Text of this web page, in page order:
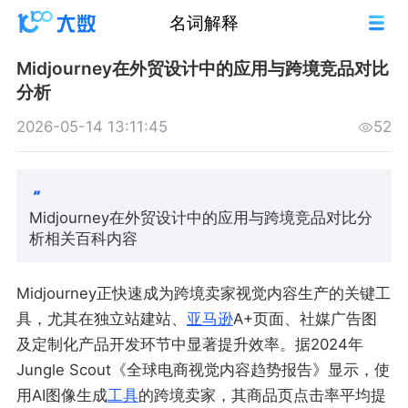
名词解释
Midjourney在外贸设计中的应用与跨境竞品对比
分析
2026-05-14 13:11:45 52
Midjourney在外贸设计中的应用与跨境竞品对比分
析相关百科内容
Midjourney正快速成为跨境卖家视觉内容生产的关键工
具，尤其在独立站建站、 亚马逊A+页面、社媒广告图
及定制化产品开发环节中显著提升效率。据2024年
Jungle Scout《全球电商视觉内容趋势报告》显示，使
用AI图像生成工具的跨境卖家，其商品页点击率平均提